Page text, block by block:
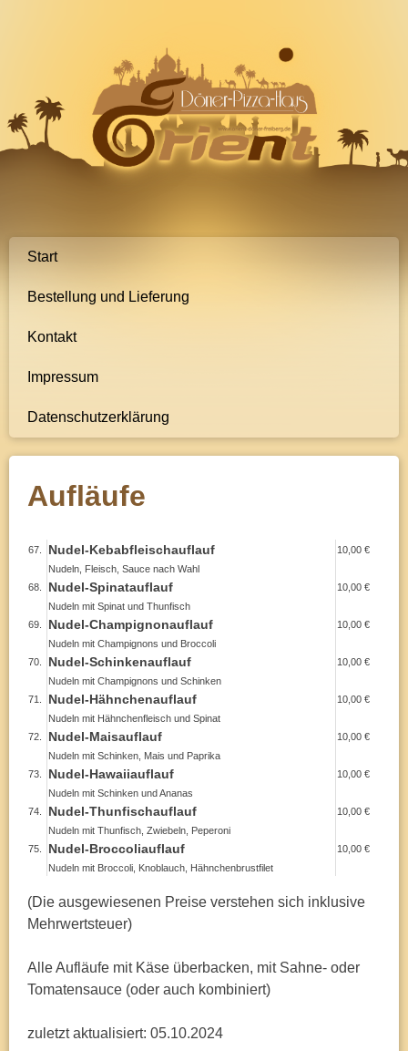
Start
Bestellung und Lieferung
Kontakt
Impressum
Datenschutzerklärung
Aufläufe
67. Nudel-Kebabfleischauflauf
10,00 €
Nudeln, Fleisch, Sauce nach Wahl
68.
Nudel-Spinatauflauf
10,00 €
Nudeln mit Spinat und Thunfisch
69.
Nudel-Champignonauflauf
10,00 €
Nudeln mit Champignons und Broccoli
70.
Nudel-Schinkenauflauf
10,00 €
Nudeln mit Champignons und Schinken
71.
Nudel-Hähnchenauflauf
10,00 €
Nudeln mit Hähnchenfleisch und Spinat
72.
Nudel-Maisauflauf
10,00 €
Nudeln mit Schinken, Mais und Paprika
73.
Nudel-Hawaiiauflauf
10,00 €
Nudeln mit Schinken und Ananas
74.
Nudel-Thunfischauflauf
10,00 €
Nudeln mit Thunfisch, Zwiebeln, Peperoni
75.
Nudel-Broccoliauflauf
10,00 €
Nudeln mit Broccoli, Knoblauch, Hähnchenbrustfilet
(Die ausgewiesenen Preise verstehen sich inklusive
Mehrwertsteuer)
Alle Aufläufe mit Käse überbacken, mit Sahne- oder
Tomatensauce (oder auch kombiniert)
zuletzt aktualisiert: 05.10.2024